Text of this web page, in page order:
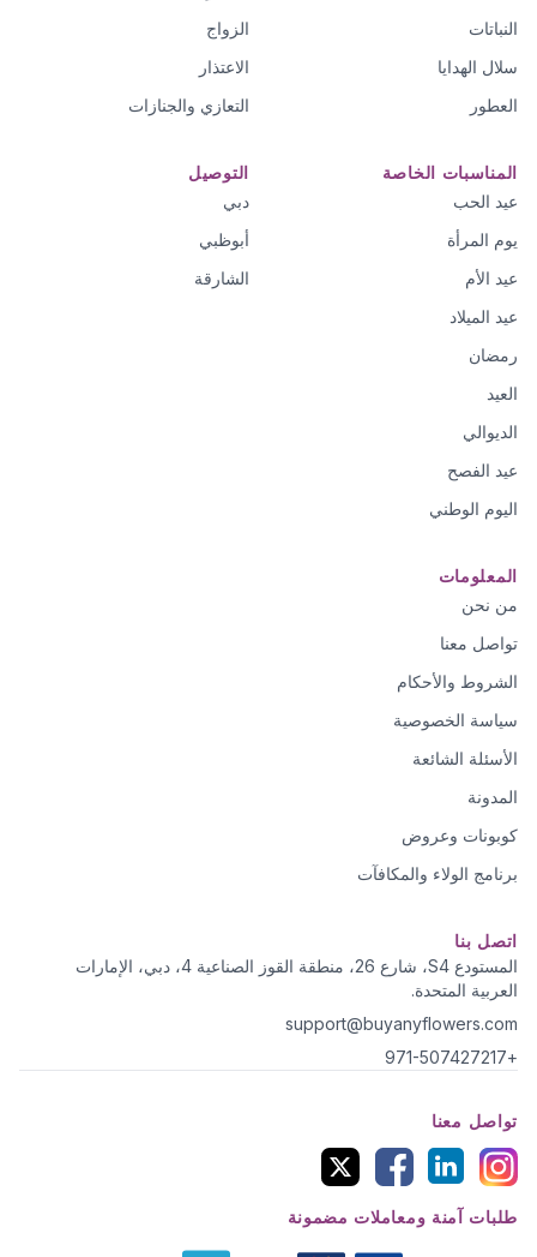
النباتات
سلال الهدايا
العطور
الزواج
الاعتذار
التعازي والجنازات
المناسبات الخاصة
عيد الحب
يوم المرأة
عيد الأم
عيد الميلاد
رمضان
العيد
الديوالي
عيد الفصح
اليوم الوطني
التوصيل
دبي
أبوظبي
الشارقة
المعلومات
من نحن
تواصل معنا
الشروط والأحكام
سياسة الخصوصية
الأسئلة الشائعة
المدونة
كوبونات وعروض
برنامج الولاء والمكافآت
اتصل بنا
المستودع S4، شارع 26، منطقة القوز الصناعية 4، دبي، الإمارات
العربية المتحدة.
support@buyanyflowers.com
+971-507427217
تواصل معنا
طلبات آمنة ومعاملات مضمونة